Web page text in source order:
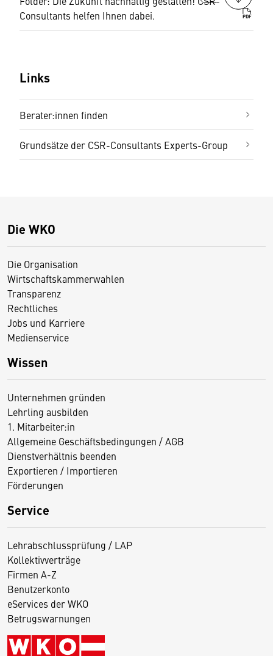
Consultants helfen Ihnen dabei.
PDF
Links
Berater:innen finden
Grundsätze der CSR-Consultants Experts-Group
Die WKO
Die Organisation
Wirtschaftskammerwahlen
Transparenz
Rechtliches
Jobs und Karriere
Medienservice
Wissen
Unternehmen gründen
Lehrling ausbilden
1. Mitarbeiter:in
Allgemeine Geschäftsbedingungen / AGB
Dienstverhältnis beenden
Exportieren / Importieren
Förderungen
Service
Lehrabschlussprüfung / LAP
Kollektivverträge
Firmen A-Z
Benutzerkonto
eServices der WKO
Betrugswarnungen